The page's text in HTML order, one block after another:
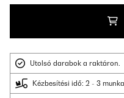
Utolsó darabok a raktáron.
Kézbesítési idő: 2 - 3